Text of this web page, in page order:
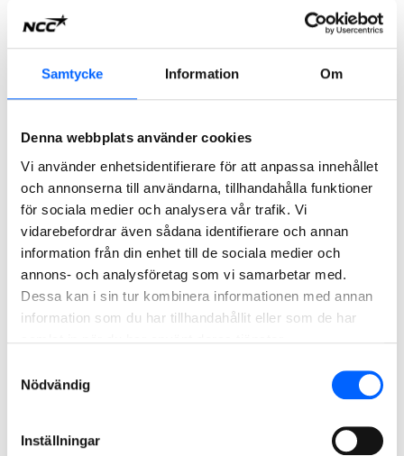
Samtycke Information Om
Denna webbplats använder cookies
Vi använder enhetsidentifierare för att anpassa innehållet
och annonserna till användarna, tillhandahålla funktioner
för sociala medier och analysera vår trafik. Vi
vidarebefordrar även sådana identifierare och annan
information från din enhet till de sociala medier och
annons- och analysföretag som vi samarbetar med.
Dessa kan i sin tur kombinera informationen med annan
information som du har tillhandahållit eller som de har
Nödvändig
Inställningar
Telefonnummer
Kontaktperson email
Leveranstyp
Hämta själv
Få det levererat
Både hämta själv och få levererat